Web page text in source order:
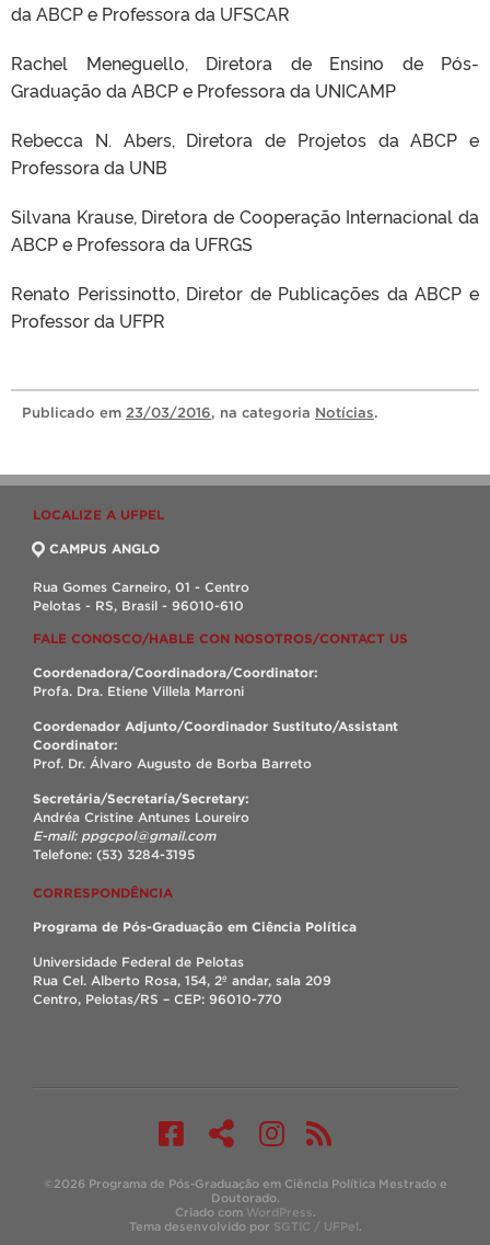
da ABCP e Professora da UFSCAR
Rachel Meneguello, Diretora de Ensino de Pós-
Graduação da ABCP e Professora da UNICAMP
Rebecca N. Abers, Diretora de Projetos da ABCP e
Professora da UNB
Silvana Krause, Diretora de Cooperação Internacional da
ABCP e Professora da UFRGS
Renato Perissinotto, Diretor de Publicações da ABCP e
Professor da UFPR
Publicado em 23/03/2016, na categoria Notícias.
LOCALIZE A UFPEL
CAMPUS ANGLO
Rua Gomes Carneiro, 01 - Centro
Pelotas - RS, Brasil - 96010-610
FALE CONOSCO/HABLE CON NOSOTROS/CONTACT US
Coordenadora/Coordinadora/Coordinator:
Profa. Dra. Etiene Villela Marroni
Coordenador Adjunto/Coordinador Sustituto/Assistant
Coordinator:
Prof. Dr. Álvaro Augusto de Borba Barreto
Secretária/Secretaría/Secretary:
Andréa Cristine Antunes Loureiro
E-mail: ppgcpol@gmail.com
Telefone: (53) 3284-3195
CORRESPONDÊNCIA
Programa de Pós-Graduação em Ciência Política
Universidade Federal de Pelotas
Rua Cel. Alberto Rosa, 154, 2º andar, sala 209
Centro, Pelotas/RS – CEP: 96010-770
©2026 Programa de Pós-Graduação em Ciência Política Mestrado e
Doutorado.
Criado com WordPress.
Tema desenvolvido por SGTIC / UFPel.